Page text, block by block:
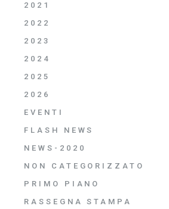
2021
2022
2023
2024
2025
2026
EVENTI
FLASH NEWS
NEWS-2020
NON CATEGORIZZATO
PRIMO PIANO
RASSEGNA STAMPA